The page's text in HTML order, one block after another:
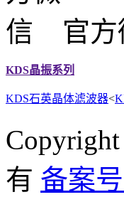
官
KDS晶振系列
KDS石英晶体滤波器<
有 备案